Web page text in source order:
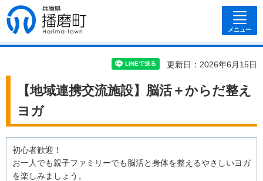
兵庫県 播磨
町
メニュー
更新日：2026年6月15日
【地域連携交流施設】脳活＋からだ整え
ヨガ
初心者歓迎！
お一人でも親子ファミリーでも脳活と身体を整えるやさしいヨガ
を楽しみましょう。